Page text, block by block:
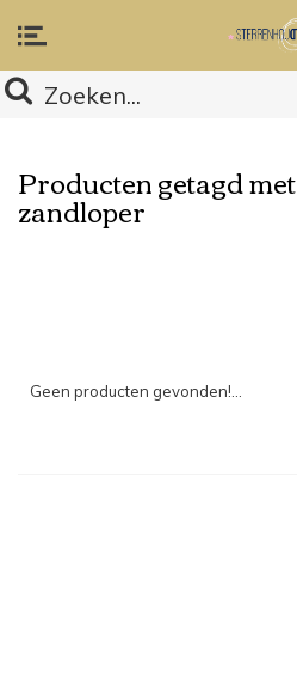
Producten getagd met
zandloper
Geen producten gevonden!...